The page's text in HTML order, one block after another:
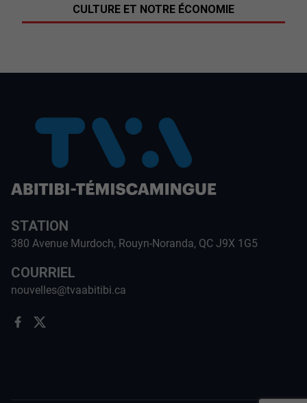
CULTURE ET NOTRE ÉCONOMIE
STATION
380 Avenue Murdoch, Rouyn-Noranda, QC J9X 1G5
COURRIEL
nouvelles@tvaabitibi.ca